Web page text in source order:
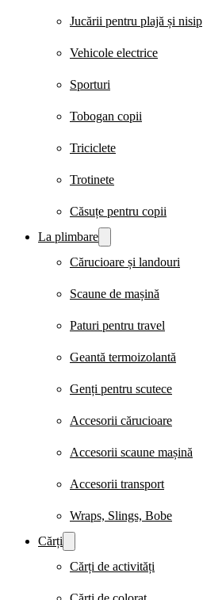
Jucării pentru plajă și nisip
Vehicole electrice
Sporturi
Tobogan copii
Triciclete
Trotinete
Căsuțe pentru copii
La plimbare
Cărucioare și landouri
Scaune de mașină
Paturi pentru travel
Geantă termoizolantă
Genți pentru scutece
Accesorii cărucioare
Accesorii scaune mașină
Accesorii transport
Wraps, Slings, Bobe
Cărți
Cărți de activități